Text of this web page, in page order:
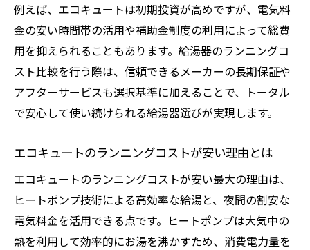
例えば、エコキュートは初期投資が高めですが、電気料
金の安い時間帯の活用や補助金制度の利用によって総費
用を抑えられることもあります。給湯器のランニングコ
スト比較を行う際は、信頼できるメーカーの長期保証や
アフターサービスも選択基準に加えることで、トータル
で安心して使い続けられる給湯器選びが実現します。
エコキュートのランニングコストが安い理由とは
エコキュートのランニングコストが安い最大の理由は、
ヒートポンプ技術による高効率な給湯と、夜間の割安な
電気料金を活用できる点です。ヒートポンプは大気中の
熱を利用して効率的にお湯を沸かすため、消費電力量を